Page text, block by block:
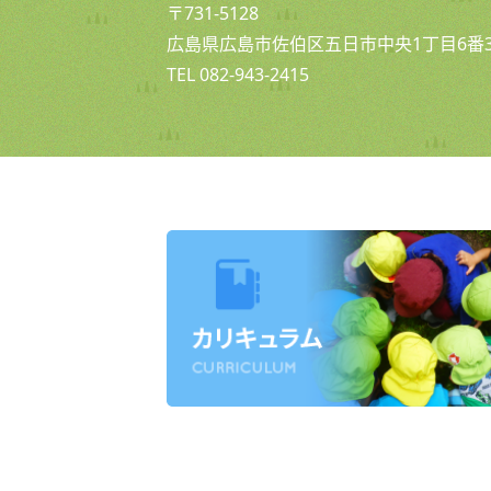
〒731-5128
広島県広島市佐伯区五日市中央1丁目6番
TEL 082-943-2415